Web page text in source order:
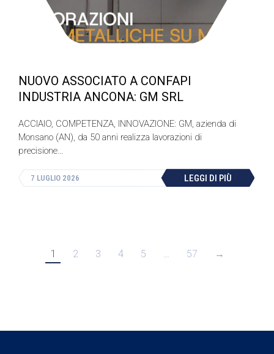
NUOVO ASSOCIATO A CONFAPI
INDUSTRIA ANCONA: GM SRL
7 LUGLIO 2026
ACCIAIO, COMPETENZA, INNOVAZIONE: GM, azienda di
Monsano (AN), da 50 anni realizza lavorazioni di
precisione…
LEGGI DI PIÙ
1 2 3 4 5 … 57 →